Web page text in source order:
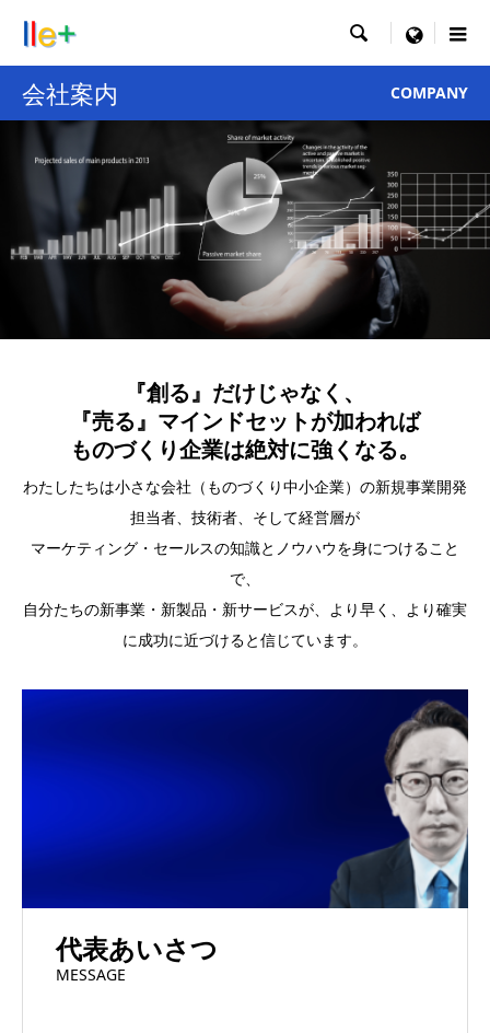
 menu
会社案内 COMPANY
『創る』だけじゃなく、
『売る』マインドセットが加われば
ものづくり企業は絶対に強くなる。
わたしたちは小さな会社（ものづくり中小企業）の新規事業開発
担当者、技術者、そして経営層が
マーケティング・セールスの知識とノウハウを身につけること
で、
自分たちの新事業・新製品・新サービスが、より早く、より確実
に成功に近づけると信じています。
代表あいさつ
MESSAGE